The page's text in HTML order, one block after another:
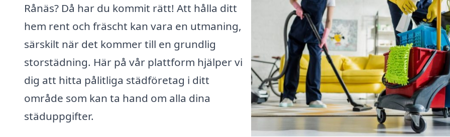
Rånäs? Då har du kommit rätt! Att hålla ditt
hem rent och fräscht kan vara en utmaning,
särskilt när det kommer till en grundlig
storstädning. Här på vår plattform hjälper vi
dig att hitta pålitliga städföretag i ditt
område som kan ta hand om alla dina
städuppgifter.